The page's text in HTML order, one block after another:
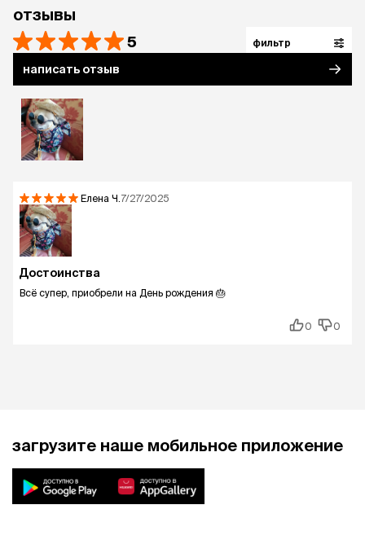
отзывы
5 фильтр
написать отзыв
Елена Ч. 7/27/2025
Достоинства
Всё супер, приобрели на День рождения 🎂
0 0
загрузите наше мобильное приложение